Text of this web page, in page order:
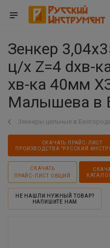
Зенкер
ц/х Z=4 dхв-
хв-ка 40мм
Малышева в
Зенкеры цельные в
СКАЧАТЬ ПРАЙС-ЛИСТ
ПРОИЗВОДСТВА "РУССКИЙ
СКАЧАТЬ
ПРАЙС-ЛИСТ ОБЩИЙ
НЕ НАШЛИ НУЖНЫЙ ТОВАР?
НАПИШИТЕ НАМ